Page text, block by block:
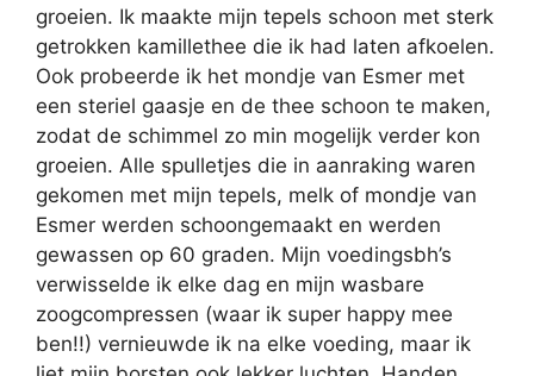
groeien. Ik maakte mijn tepels schoon met sterk
getrokken kamillethee die ik had laten afkoelen.
Ook probeerde ik het mondje van Esmer met
een steriel gaasje en de thee schoon te maken,
zodat de schimmel zo min mogelijk verder kon
groeien. Alle spulletjes die in aanraking waren
gekomen met mijn tepels, melk of mondje van
Esmer werden schoongemaakt en werden
gewassen op 60 graden. Mijn voedingsbh’s
verwisselde ik elke dag en mijn wasbare
zoogcompressen (waar ik super happy mee
ben!!) vernieuwde ik na elke voeding, maar ik